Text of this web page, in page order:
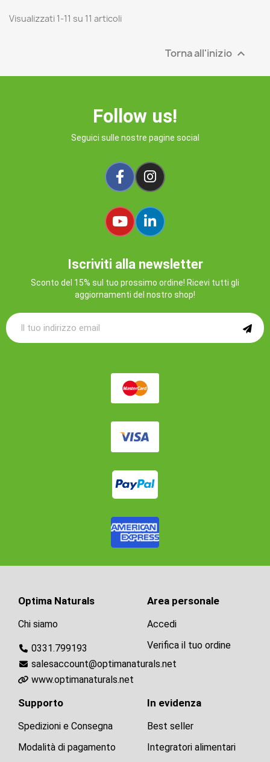
Visualizzati 1-11 su 11 articoli
Torna all'inizio 
Follow us!
Seguici sulle nostre pagine social
Iscriviti alla newsletter
Sconto del 15% sul tuo prossimo ordine! Ricevi tutti gli
aggiornamenti del nostro shop!
In evidenza
Best seller
Integratori alimentari
Supporto
Spedizioni e Consegna
Modalità di pagamento
Area personale
Accedi
Verifica il tuo ordine
Optima Naturals
Chi siamo
0331.799193
salesaccount@optimanaturals.net
www.optimanaturals.net